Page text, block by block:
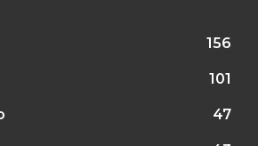
156
101
47